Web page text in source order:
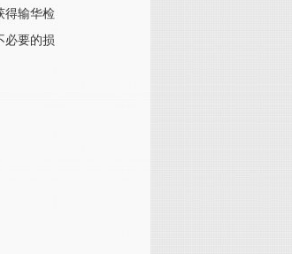
得输华检
必要的损